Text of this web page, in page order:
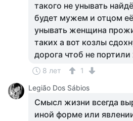
такого не унывать
будет мужем и отцом
унывать женщина
таких а вот козлы
дорога чтоб не
8 лет
1
Legião Dos Sábios
Смысл жизни всегда
иной форме или